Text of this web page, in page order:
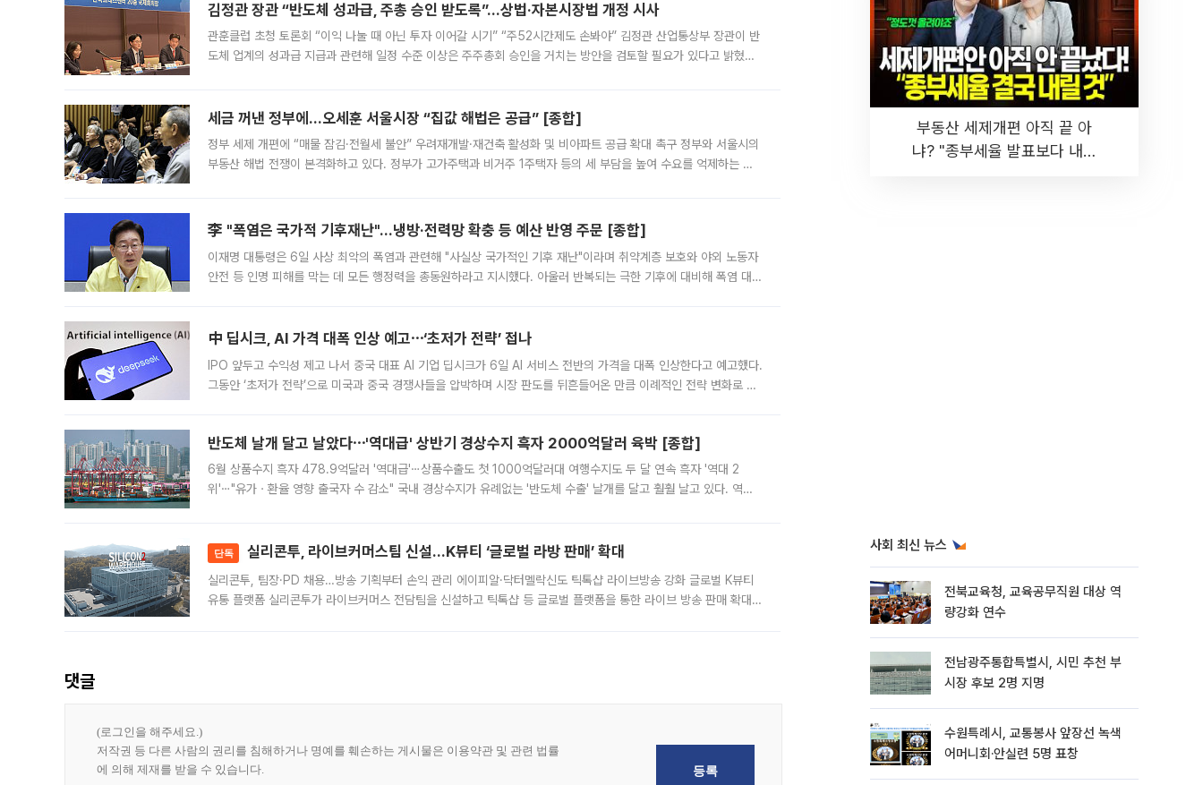
김정관 장관 “반도체 성과급, 주총 승인 받도록”…상법·자본시장법 개정 시사
관훈클럽 초청 토론회 “이익 나눌 때 아닌 투자 이어갈 시기” “주52시간제도 손봐야” 김정관 산업통상부 장관이 반
도체 업계의 성과급 지급과 관련해 일정 수준 이상은 주주총회 승인을 거치는 방안을 검토할 필요가 있다고 밝혔다.
세금 꺼낸 정부에…오세훈 서울시장 “집값 해법은 공급” [종합]
정부 세제 개편에 “매물 잠김·전월세 불안” 우려재개발·재건축 활성화 및 비아파트 공급 확대 촉구 정부와 서울시의
부동산 해법 전쟁이 본격화하고 있다. 정부가 고가주택과 비거주 1주택자 등의 세 부담을 높여 수요를 억제하는 카
李 "폭염은 국가적 기후재난"…냉방·전력망 확충 등 예산 반영 주문 [종합]
이재명 대통령은 6일 사상 최악의 폭염과 관련해 "사실상 국가적인 기후 재난"이라며 취약계층 보호와 야외 노동자
안전 등 인명 피해를 막는 데 모든 행정력을 총동원하라고 지시했다. 아울러 반복되는 극한 기후에 대비해 폭염 대응
中 딥시크, AI 가격 대폭 인상 예고⋯‘초저가 전략’ 접나
IPO 앞두고 수익성 제고 나서 중국 대표 AI 기업 딥시크가 6일 AI 서비스 전반의 가격을 대폭 인상한다고 예고했다.
그동안 ‘초저가 전략’으로 미국과 중국 경쟁사들을 압박하며 시장 판도를 뒤흔들어온 만큼 이례적인 전략 변화로 평
반도체 날개 달고 날았다⋯'역대급' 상반기 경상수지 흑자 2000억달러 육박 [종합]
6월 상품수지 흑자 478.9억달러 '역대급'⋯상품수출도 첫 1000억달러대 여행수지도 두 달 연속 흑자 '역대 2
위'⋯"유가ㆍ환율 영향 출국자 수 감소" 국내 경상수지가 유례없는 '반도체 수출' 날개를 달고 훨훨 날고 있다. 역대
단독 실리콘투, 라이브커머스팀 신설…K뷰티 ‘글로벌 라방 판매’ 확대
실리콘투, 팀장·PD 채용…방송 기획부터 손익 관리 에이피알·닥터멜락신도 틱톡샵 라이브방송 강화 글로벌 K뷰티
유통 플랫폼 실리콘투가 라이브커머스 전담팀을 신설하고 틱톡샵 등 글로벌 플랫폼을 통한 라이브 방송 판매 확대에
댓글
부동산 세제개편 아직 끝 아
냐? "종부세율 발표보다 내릴
사회 최신 뉴스
전북교육청, 교육공무직원 대상 역
량강화 연수
전남광주통합특별시, 시민 추천 부
시장 후보 2명 지명
수원특례시, 교통봉사 앞장선 녹색
어머니회·안실련 5명 표창